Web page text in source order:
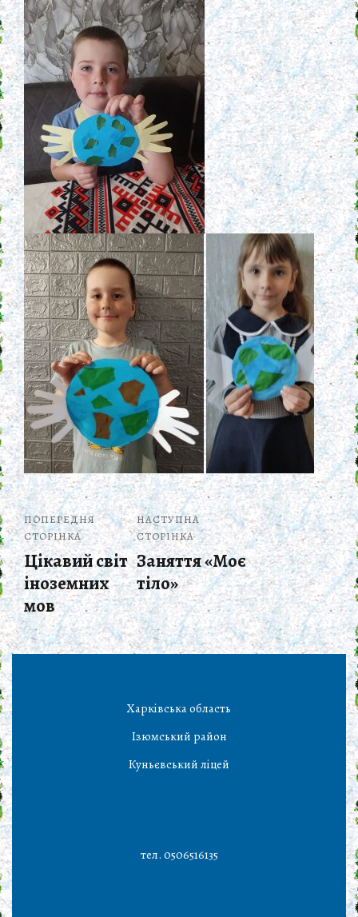
ПОПЕРЕДНЯ
СТОРІНКА
Цікавий світ
іноземних
мов
НАСТУПНА
СТОРІНКА
Заняття «Моє
тіло»
Харківська область
Ізюмський район
Куньєвський ліцей
тел. 0506516135